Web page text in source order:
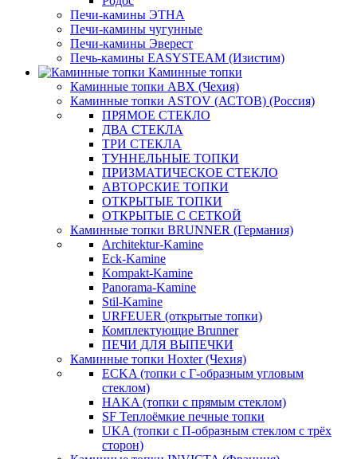
Печи-камины ЭТНА
Печи-камины чугунные
Печи-камины Эверест
Печь-камины EASYSTEAM (Изистим)
Каминные топки
Каминные топки ABX (Чехия)
Каминные топки ASTOV (АСТОВ) (Россия)
ПРЯМОЕ СТЕКЛО
ДВА СТЕКЛА
ТРИ СТЕКЛА
ТУННЕЛЬНЫЕ ТОПКИ
ПРИЗМАТИЧЕСКОЕ СТЕКЛО
АВТОРСКИЕ ТОПКИ
ОТКРЫТЫЕ ТОПКИ
ОТКРЫТЫЕ С СЕТКОЙ
Каминные топки BRUNNER (Германия)
Architektur-Kamine
Eck-Kamine
Kompakt-Kamine
Panorama-Kamine
Stil-Kamine
URFEUER (открытые топки)
Комплектующие Brunner
ПЕЧИ ДЛЯ ВЫПЕЧКИ
Каминные топки Hoxter (Чехия)
ECKA (топки с Г-образным угловым
стеклом)
HAKA (топки с прямым стеклом)
SF Теплоёмкие печные топки
UKA (топки с П-образным стеклом с трёх
сторон)